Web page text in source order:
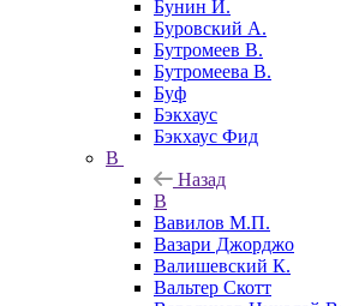
Бунин И.
Буровский А.
Бутромеев В.
Бутромеева В.
Буф
Бэкхаус
Бэкхаус Фид
В
Назад
В
Вавилов М.П.
Вазари Джорджо
Валишевский К.
Вальтер Скотт